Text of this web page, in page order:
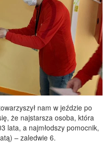
nam w jeździe po
że najstarsza osoba, która
lata, a najmłodszy pomocnik,
– zaledwie 6.